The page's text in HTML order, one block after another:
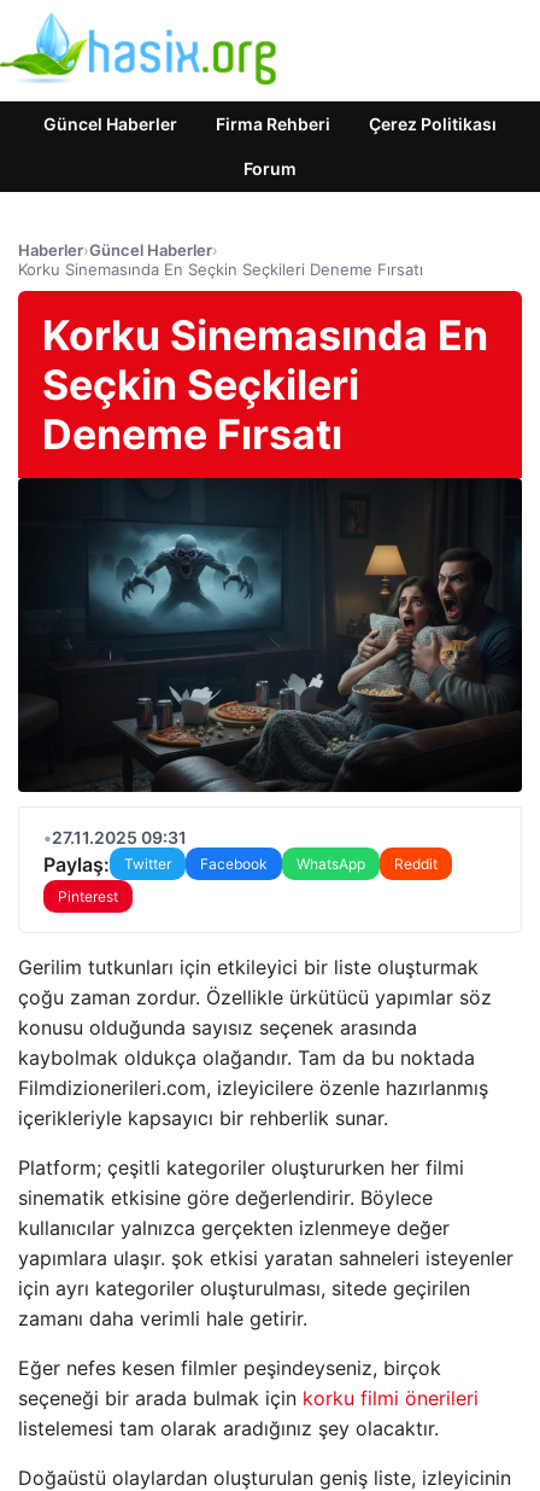
Güncel Haberler Firma Rehberi Çerez Politikası
Forum
Haberler›Güncel Haberler›
Korku Sinemasında En Seçkin Seçkileri Deneme Fırsatı
Korku Sinemasında En
Seçkin Seçkileri
Deneme Fırsatı
•27.11.2025 09:31
Paylaş: Twitter Facebook WhatsApp
Reddit
Pinterest
Gerilim tutkunları için etkileyici bir liste oluşturmak
çoğu zaman zordur. Özellikle ürkütücü yapımlar söz
konusu olduğunda sayısız seçenek arasında
kaybolmak oldukça olağandır. Tam da bu noktada
Filmdizionerileri.com, izleyicilere özenle hazırlanmış
içerikleriyle kapsayıcı bir rehberlik sunar.
Platform; çeşitli kategoriler oluştururken her filmi
sinematik etkisine göre değerlendirir. Böylece
kullanıcılar yalnızca gerçekten izlenmeye değer
yapımlara ulaşır. şok etkisi yaratan sahneleri isteyenler
için ayrı kategoriler oluşturulması, sitede geçirilen
zamanı daha verimli hale getirir.
Eğer nefes kesen filmler peşindeyseniz, birçok
seçeneği bir arada bulmak için korku filmi önerileri
listelemesi tam olarak aradığınız şey olacaktır.
Doğaüstü olaylardan oluşturulan geniş liste, izleyicinin